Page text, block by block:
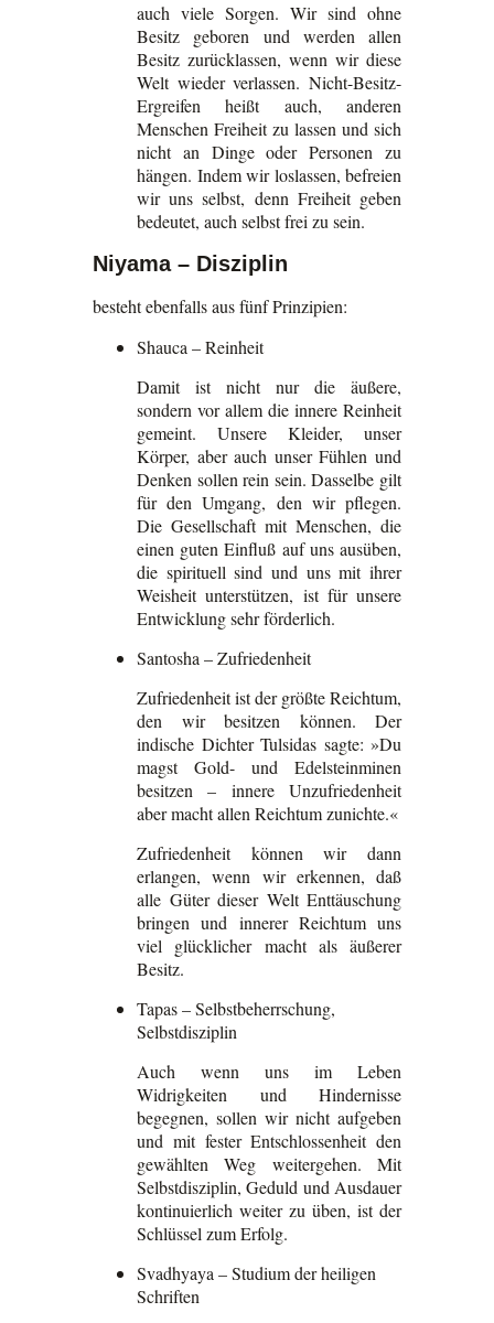
auch viele Sorgen. Wir sind ohne
Besitz geboren und werden allen
Besitz zurücklassen, wenn wir diese
Welt wieder verlassen. Nicht-Besitz-
Ergreifen heißt auch, anderen
Menschen Freiheit zu lassen und sich
nicht an Dinge oder Personen zu
hängen. Indem wir loslassen, befreien
wir uns selbst, denn Freiheit geben
bedeutet, auch selbst frei zu sein.
Niyama – Disziplin
besteht ebenfalls aus fünf Prinzipien:
Shauca – Reinheit
Damit ist nicht nur die äußere,
sondern vor allem die innere Reinheit
gemeint. Unsere Kleider, unser
Körper, aber auch unser Fühlen und
Denken sollen rein sein. Dasselbe gilt
für den Umgang, den wir pflegen.
Die Gesellschaft mit Menschen, die
einen guten Einfluß auf uns ausüben,
die spirituell sind und uns mit ihrer
Weisheit unterstützen, ist für unsere
Entwicklung sehr förderlich.
Santosha – Zufriedenheit
Zufriedenheit ist der größte Reichtum,
den wir besitzen können. Der
indische Dichter Tulsidas sagte: »Du
magst Gold- und Edelsteinminen
besitzen – innere Unzufriedenheit
aber macht allen Reichtum zunichte.«
Zufriedenheit können wir dann
erlangen, wenn wir erkennen, daß
alle Güter dieser Welt Enttäuschung
bringen und innerer Reichtum uns
viel glücklicher macht als äußerer
Besitz.
Tapas – Selbstbeherrschung,
Selbstdisziplin
Auch wenn uns im Leben
Widrigkeiten und Hindernisse
begegnen, sollen wir nicht aufgeben
und mit fester Entschlossenheit den
gewählten Weg weitergehen. Mit
Selbstdisziplin, Geduld und Ausdauer
kontinuierlich weiter zu üben, ist der
Schlüssel zum Erfolg.
Svadhyaya – Studium der heiligen
Schriften